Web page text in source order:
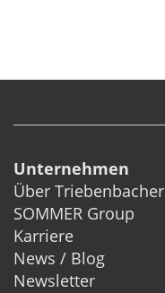
Unternehmen
Über Triebenbacher
SOMMER Group
Karriere
News / Blog
Newsletter